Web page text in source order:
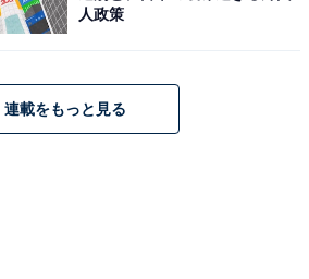
人政策
連載をもっと見る